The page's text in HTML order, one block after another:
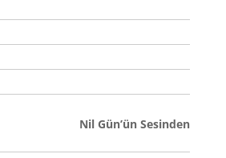
Nil Gün’ün Sesinden